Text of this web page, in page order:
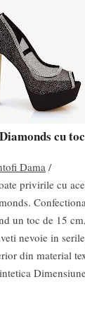
cu
Dama/
privirile cu
un toc de 15
nevoie in
din material